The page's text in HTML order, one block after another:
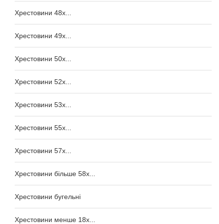
Хрестовини 48x...
Хрестовини 49x...
Хрестовини 50x...
Хрестовини 52x...
Хрестовини 53x...
Хрестовини 55x...
Хрестовини 57x...
Хрестовини більше 58x...
Хрестовини бугельні
Хрестовини менше 18x...